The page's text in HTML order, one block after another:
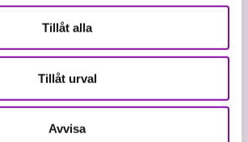
Tillåt alla
Tillåt urval
Avvisa
Våra tjänster
Riskkapital
Affärsutveckling
Kunskap och inspiration